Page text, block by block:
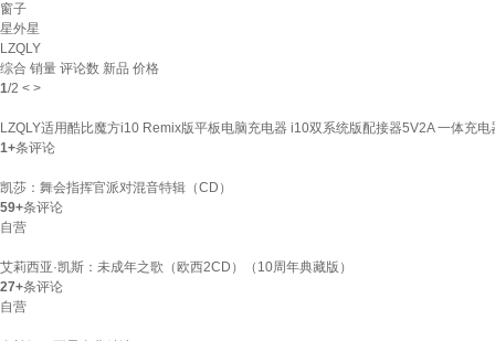
窗子
星外星
LZQLY
综合 销量 评论数 新品 价格
1/2 < >
LZQLY适用酷比魔方i10 Remix版平板电脑充电器 i10双系统版配接器5V2A 一体充电
1+条评论
凯莎：舞会指挥官派对混音特辑（CD）
59+条评论
自营
艾莉西亚·凯斯：未成年之歌（欧西2CD）（10周年典藏版）
27+条评论
自营